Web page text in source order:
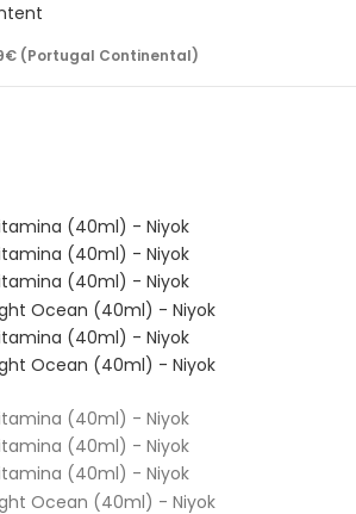
(Portugal Continental)